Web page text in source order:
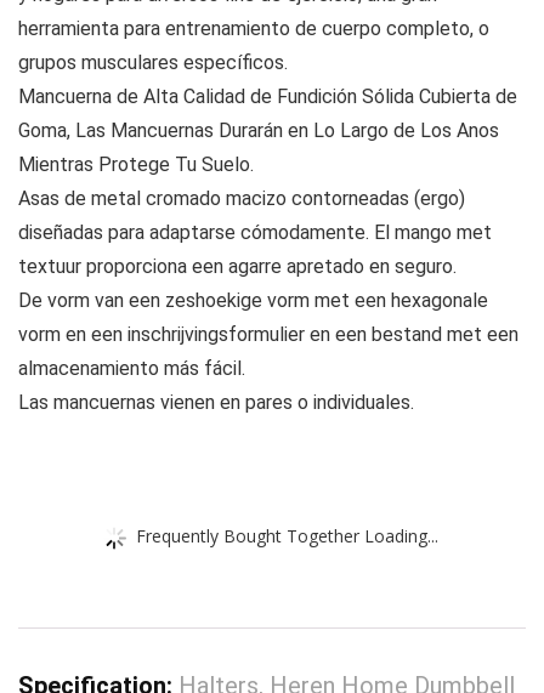
herramienta para entrenamiento de cuerpo completo, o
grupos musculares específicos.
Mancuerna de Alta Calidad de Fundición Sólida Cubierta de
Goma, Las Mancuernas Durarán en Lo Largo de Los Anos
Mientras Protege Tu Suelo.
Asas de metal cromado macizo contorneadas (ergo)
diseñadas para adaptarse cómodamente. El mango met
textuur proporciona een agarre apretado en seguro.
De vorm van een zeshoekige vorm met een hexagonale
vorm en een inschrijvingsformulier en een bestand met een
almacenamiento más fácil.
Las mancuernas vienen en pares o individuales.
Frequently Bought Together Loading...
Specification: Halters, Heren Home Dumbbell